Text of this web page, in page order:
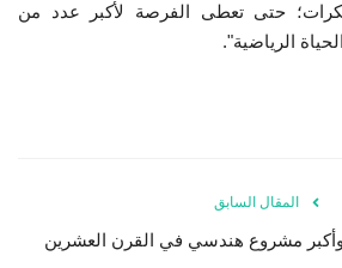
حتى تعطى الفرصة لأكبر عدد من
الرياضية".
المقال السابق
مشروع هندسي في القرن العشرين